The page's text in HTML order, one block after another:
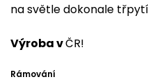
na světle dokonale
Výroba vČR!
Rámování